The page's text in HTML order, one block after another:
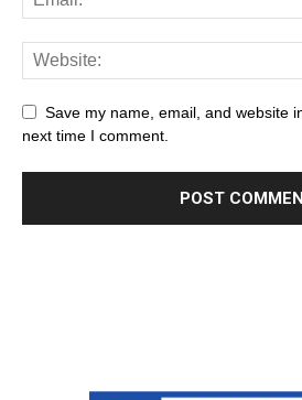
Save my name, email, and website
next time I comment.